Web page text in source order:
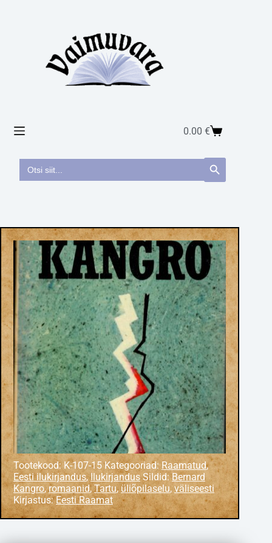
0.00€
Search
for:
Search Button
Tootekood: K-107-15 Kategooriad: Raamatud,
Eesti ilukirjandus,Ilukirjandus Sildid:Bernard
Kangro,romaanid,Tartu, üliõpilaselu, väliseesti
Kirjastus:Eesti Raamat